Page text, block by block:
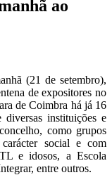
ao
(21 de setembro),
de expositores no
de Coimbra há já 16
diversas instituições e
como grupos
social e com
e idosos, a Escola
entre outros.